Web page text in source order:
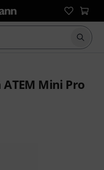
Start
Mini Pro
fra 100 kundebedømmelser